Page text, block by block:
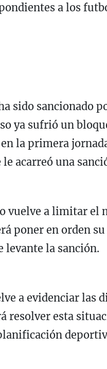
a los
sido sancionado
ya sufrió un
la primera
acarreó una
vuelve a limitar el
poner en orden
levante la sanción.
a evidenciar las
resolver esta